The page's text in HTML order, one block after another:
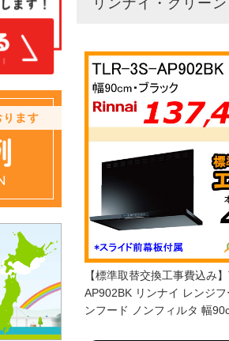
リンナイ・クリー
【標準取替交換工事費込み
AP902BK リンナイ レンジ
ンフード ノンフィルタ 幅